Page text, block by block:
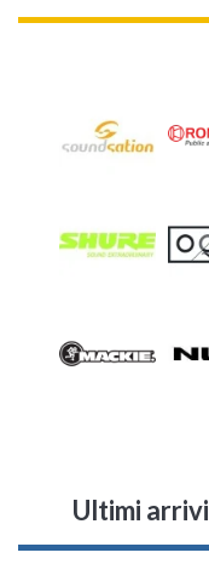
Ultimi arrivi